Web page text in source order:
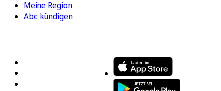
Meine Region
Abo kündigen